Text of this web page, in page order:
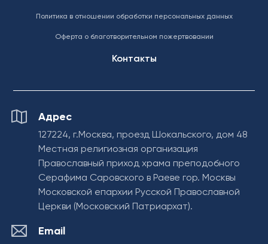
Политика в отношении обработки персональных данных
Оферта о благотворительном пожертвовании
Контакты
Адрес
127224, г.Москва, проезд Шокальского, дом 48
Местная религиозная организация
Православный приход храма преподобного
Серафима Саровского в Раеве гор. Москвы
Московской епархии Русской Православной
Церкви (Московский Патриархат).
Email